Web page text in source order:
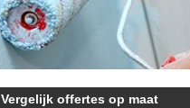
Vergelijk offertes op maat